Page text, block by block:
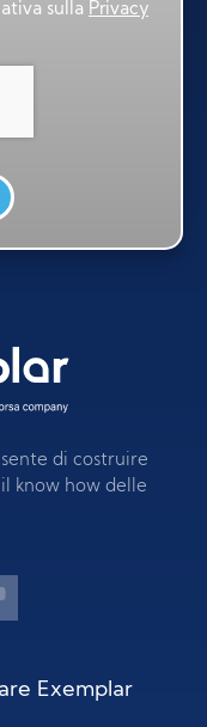
sulla Privacy
di costruire
know how delle
Exemplar